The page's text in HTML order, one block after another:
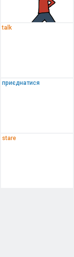
talk
приєднатися
stare